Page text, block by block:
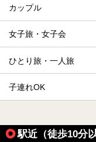
カップル
女子旅・女子会
ひとり旅・一人旅
子連れOK
駅近（徒歩10分